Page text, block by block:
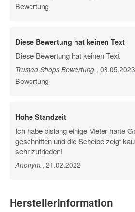
Bewertung
Diese Bewertung hat keinen Text
Diese Bewertung hat keinen Text
Trusted Shops Bewertung., 03.05.2023
Bewertung
Hohe Standzeit
Ich habe bislang einige Meter harte
geschnitten und die Scheibe zeigt
sehr zufrieden!
Anonym., 21.02.2022
Herstellerinformation